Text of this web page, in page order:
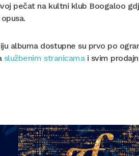
pečat na kultni klub Boogaloo
albuma dostupne su prvo po
službenim stranicamai svim